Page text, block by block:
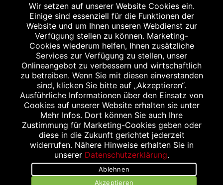
Abgabe in haushaltsüblichen Mengen, solange der Vorrat reicht. Für Druck-
und Satzfehler keine Haftung.
Zu Risiken und Nebenwirkungen lesen Sie die Packungsbeilage und fragen
Sie Ihren Arzt oder Apotheker.
Angabe nach der deutschen Arzneimitteltaxe Apothekenerstattungspreis
(AEP). Der AEP ist keine unverbindliche Preisempfehlung der Hersteller. Der
AEP ist ein von den Apotheken in Ansatz gebrachter Preis für rezeptfreie
Arzneimittel. Er entspricht in der Höhe dem für Apotheken verbindlichen
Abgabepreis, zu dem eine Apotheke in bestimmten Fällen (z.B. bei Kindern
unter 12 Jahren) das Produkt mit der gesetzlichen Krankenversicherung
abrechnet. Der AEP ist der allgemeine Erstattungspreis im Falle einer
Kostenübernahme durch die gesetzlichen Krankenkassen, vor Abzug eines
Zwangsrabattes (zur Zeit 5%) nach §130 Abs. 1 SGB V.
Unverbindliche Preisempfehlung des Herstellers (UVP).
powered by apovena.de
Wir setzen auf unserer Website Cookies ein.
Einige sind essenziell für die Funktionen der
Website und um Ihnen unseren Webdienst zur
Verfügung stellen zu können. Marketing-
Cookies wiederum helfen, Ihnen zusätzliche
Services zur Verfügung zu stellen, unser
Onlineangebot zu verbessern und wirtschaftlich
zu betreiben. Wenn Sie mit diesen einverstanden
sind, klicken Sie bitte auf „Akzeptieren“.
Ausführliche Informationen über den Einsatz von
Cookies auf unserer Website erhalten sie unter
Mehr Infos. Dort können Sie auch Ihre
Zustimmung für Marketing-Cookies geben oder
diese in die Zukunft gerichtet jederzeit
widerrufen. Nähere Hinweise erhalten Sie in
unserer Datenschutzerklärung.
Ablehnen
Akzeptieren